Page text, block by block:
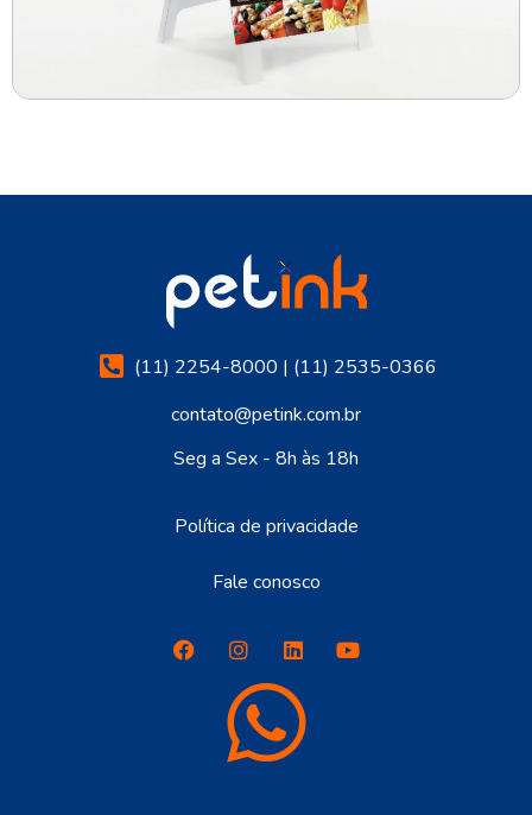
(11) 2254-8000 | (11) 2535-0366
contato@petink.com.br
Seg a Sex - 8h às 18h
Política de privacidade
Fale conosco